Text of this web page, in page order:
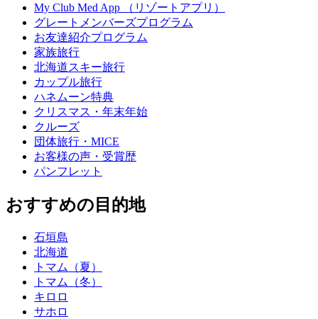
My Club Med App （リゾートアプリ）
グレートメンバーズプログラム
お友達紹介プログラム
家族旅行
北海道スキー旅行
カップル旅行
ハネムーン特典
クリスマス・年末年始
クルーズ
団体旅行・MICE
お客様の声・受賞歴
パンフレット
おすすめの目的地
石垣島
北海道
トマム（夏）
トマム（冬）
キロロ
サホロ